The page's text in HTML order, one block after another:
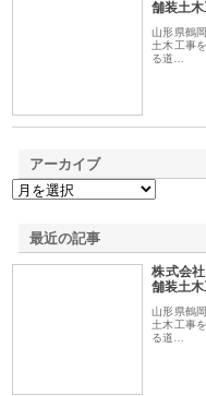
舗装土
山形県鶴
土木工事
る道…
アーカイブ
最近の記事
株式会
舗装土
山形県鶴
土木工事
る道…